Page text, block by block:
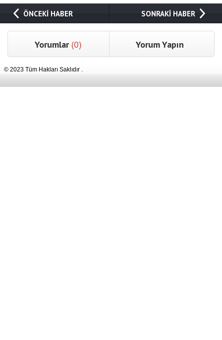
ÖNCEKİ HABER SONRAKİ HABER
Yorumlar (0) Yorum Yapın
© 2023 Tüm Hakları Saklıdır .